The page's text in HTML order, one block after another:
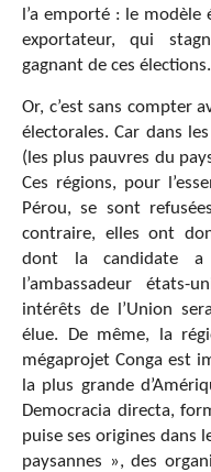
l’a emporté : le
exportateur, qui
gagnant de ces élections.
Or, c’est sans compter
électorales. Car dans
(les plus pauvres du
Ces régions, pour
Pérou, se sont
contraire, elles ont
dont la candidate
l’ambassadeur
intérêts de l’Union
élue. De même, la
mégaprojet Conga est
la plus grande
Democracia directa,
puise ses origines dans
paysannes », des